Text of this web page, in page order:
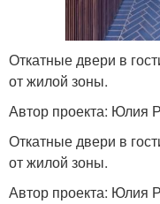
Откатные двери в
от жилой зоны.
Автор проекта: Юлия
Откатные двери в
от жилой зоны.
Автор проекта: Юлия